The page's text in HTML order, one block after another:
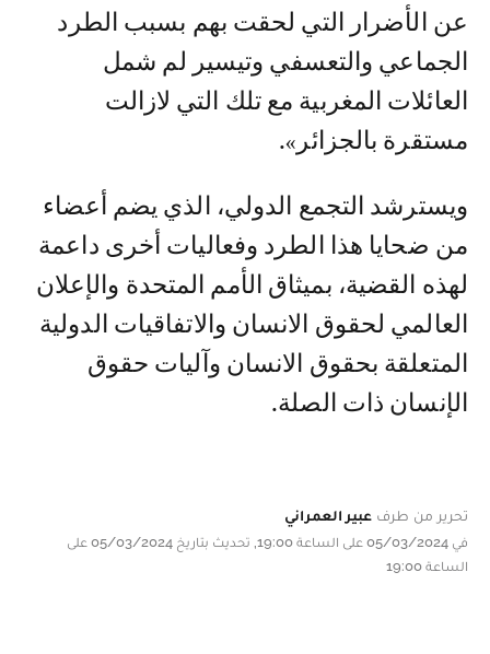
عن الأضرار التي لحقت بهم بسبب الطرد
الجماعي والتعسفي وتيسير لم شمل
العائلات المغربية مع تلك التي لازالت
مستقرة بالجزائر».
ويسترشد التجمع الدولي، الذي يضم أعضاء
من ضحايا هذا الطرد وفعاليات أخرى داعمة
لهذه القضية، بميثاق الأمم المتحدة والإعلان
العالمي لحقوق الانسان والاتفاقيات الدولية
المتعلقة بحقوق الانسان وآليات حقوق
الإنسان ذات الصلة.
تحرير من طرف عبير العمراني
في 05/03/2024 على الساعة 19:00, تحديث بتاريخ 05/03/2024 على
الساعة 19:00